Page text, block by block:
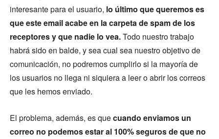
interesante para el usuario, lo último que queremos es
que este email acabe en la carpeta de spam de los
receptores y que nadie lo vea.Todo nuestro trabajo
habrá sido en balde, y sea cual sea nuestro objetivo de
comunicación, no podremos cumplirlo si la mayoría de
los usuarios no llega ni siquiera a leer o abrir los correos
que les hemos enviado.
El problema, además, es quecuando enviamos un
correo no podemos estar al 100% seguros de que no